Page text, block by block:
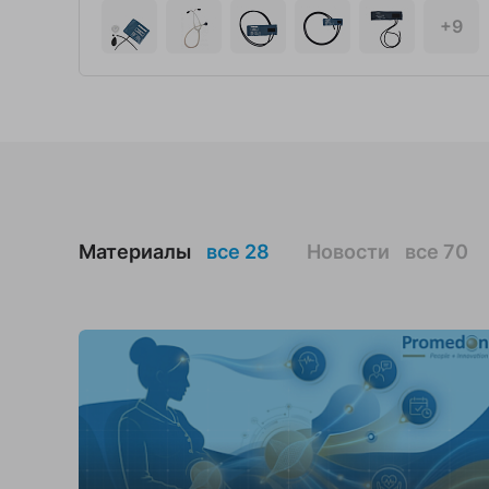
+9
Материалы все 28 Новости все 70